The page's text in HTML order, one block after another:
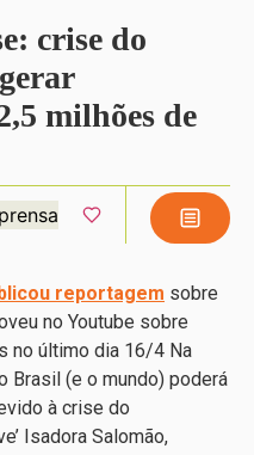
crise do
milhões de
reportagem sobre
no Youtube sobre
no último dia 16/4 Na
Brasil (e o mundo) poderá
à crise do
Isadora Salomão,